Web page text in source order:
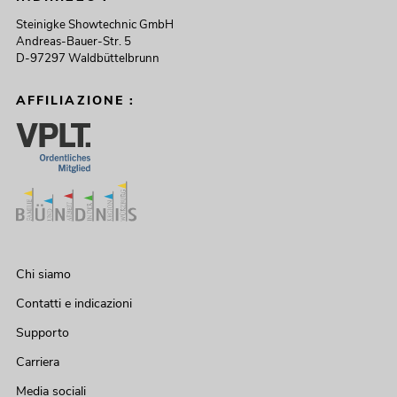
Steinigke Showtechnic GmbH
Andreas-Bauer-Str. 5
D-97297 Waldbüttelbrunn
AFFILIAZIONE :
Chi siamo
Contatti e indicazioni
Supporto
Carriera
Media sociali